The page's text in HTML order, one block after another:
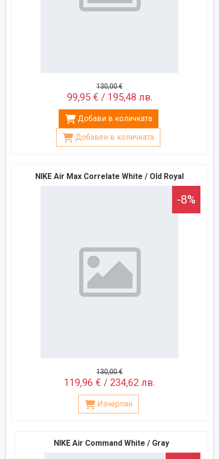
130,00 €
99,95 € / 195,48 лв.
Добави в количката
Добавен в количката
NIKE Air Max Correlate White / Old Royal
-8%
130,00 €
119,96 € / 234,62 лв.
Изчерпан
NIKE Air Command White / Gray